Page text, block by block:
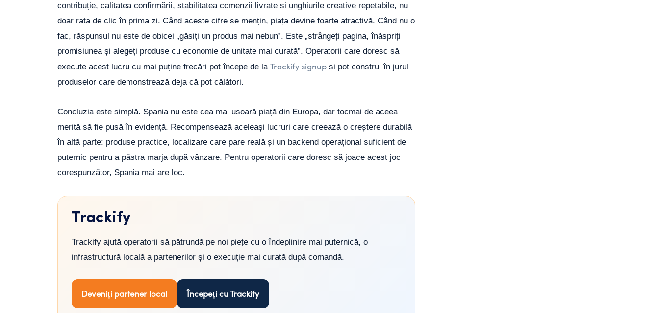
contribuție, calitatea confirmării, stabilitatea comenzii livrate și unghiurile creative repetabile, nu
doar rata de clic în prima zi. Când aceste cifre se mențin, piața devine foarte atractivă. Când nu o
fac, răspunsul nu este de obicei „găsiți un produs mai nebun”. Este „strângeți pagina, înăspriți
promisiunea și alegeți produse cu economie de unitate mai curată”. Operatorii care doresc să
execute acest lucru cu mai puține frecări pot începe de la Trackify signup și pot construi în jurul
produselor care demonstrează deja că pot călători.
Concluzia este simplă. Spania nu este cea mai ușoară piață din Europa, dar tocmai de aceea
merită să fie pusă în evidență. Recompensează aceleași lucruri care creează o creștere durabilă
în altă parte: produse practice, localizare care pare reală și un backend operațional suficient de
puternic pentru a păstra marja după vânzare. Pentru operatorii care doresc să joace acest joc
corespunzător, Spania mai are loc.
Trackify
Trackify ajută operatorii să pătrundă pe noi piețe cu o îndeplinire mai puternică, o
infrastructură locală a partenerilor și o execuție mai curată după comandă.
Deveniți partener local Începeți cu Trackify